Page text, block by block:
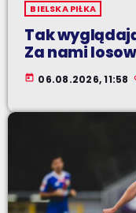
BIELSKA PIŁKA
Tak
Za nami
today 06.08.2026, 11:58